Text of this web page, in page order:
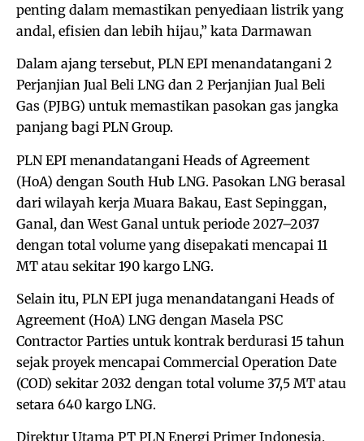
penting dalam memastikan penyediaan listrik yang
andal, efisien dan lebih hijau,” kata Darmawan
Dalam ajang tersebut, PLN EPI menandatangani 2
Perjanjian Jual Beli LNG dan 2 Perjanjian Jual Beli
Gas (PJBG) untuk memastikan pasokan gas jangka
panjang bagi PLN Group.
PLN EPI menandatangani Heads of Agreement
(HoA) dengan South Hub LNG. Pasokan LNG berasal
dari wilayah kerja Muara Bakau, East Sepinggan,
Ganal, dan West Ganal untuk periode 2027–2037
dengan total volume yang disepakati mencapai 11
MT atau sekitar 190 kargo LNG.
Selain itu, PLN EPI juga menandatangani Heads of
Agreement (HoA) LNG dengan Masela PSC
Contractor Parties untuk kontrak berdurasi 15 tahun
sejak proyek mencapai Commercial Operation Date
(COD) sekitar 2032 dengan total volume 37,5 MT atau
setara 640 kargo LNG.
Direktur Utama PT PLN Energi Primer Indonesia,